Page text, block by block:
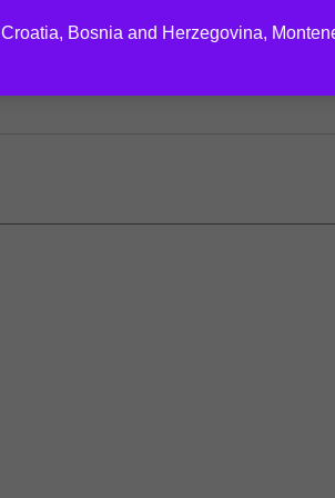
Bosnia and Herzegovina,